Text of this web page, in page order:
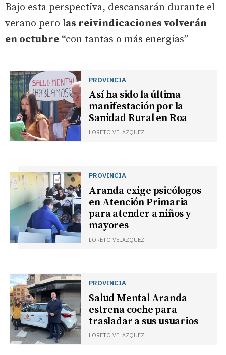
Bajo esta perspectiva, descansarán durante el
verano pero las reivindicaciones volverán
en octubre “con tantas o más energías”
PROVINCIA
Así ha sido la última
manifestación por la
Sanidad Rural en Roa
LORETO VELÁZQUEZ
PROVINCIA
Aranda exige psicólogos
en Atención Primaria
para atender a niños y
mayores
LORETO VELÁZQUEZ
PROVINCIA
Salud Mental Aranda
estrena coche para
trasladar a sus usuarios
LORETO VELÁZQUEZ